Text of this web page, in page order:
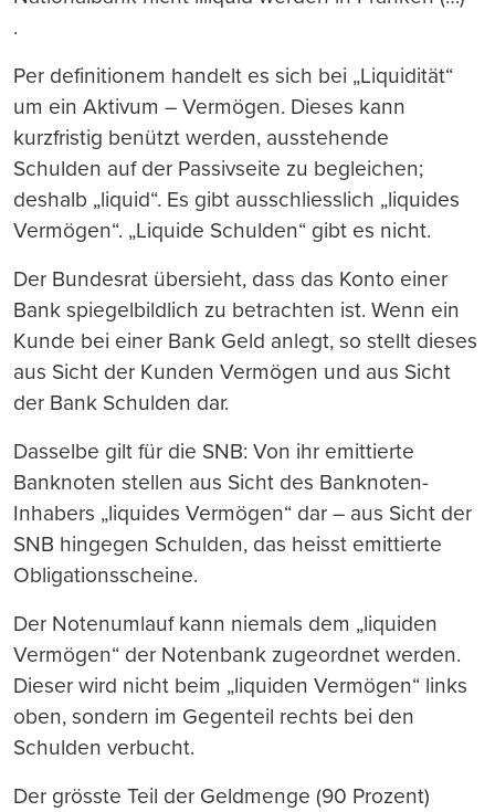
.
Per definitionem handelt es sich bei „Liquidität“
um ein Aktivum – Vermögen. Dieses kann
kurzfristig benützt werden, ausstehende
Schulden auf der Passivseite zu begleichen;
deshalb „liquid“. Es gibt ausschliesslich „liquides
Vermögen“. „Liquide Schulden“ gibt es nicht.
Der Bundesrat übersieht, dass das Konto einer
Bank spiegelbildlich zu betrachten ist. Wenn ein
Kunde bei einer Bank Geld anlegt, so stellt dieses
aus Sicht der Kunden Vermögen und aus Sicht
der Bank Schulden dar.
Dasselbe gilt für die SNB: Von ihr emittierte
Banknoten stellen aus Sicht des Banknoten-
Inhabers „liquides Vermögen“ dar – aus Sicht der
SNB hingegen Schulden, das heisst emittierte
Obligationsscheine.
Der Notenumlauf kann niemals dem „liquiden
Vermögen“ der Notenbank zugeordnet werden.
Dieser wird nicht beim „liquiden Vermögen“ links
oben, sondern im Gegenteil rechts bei den
Schulden verbucht.
Der grösste Teil der Geldmenge (90 Prozent)